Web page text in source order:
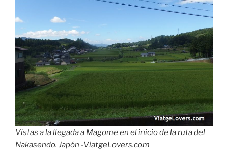
Vistas a la llegada a Magome en el inicio de la ruta del
Nakasendo. Japón -ViatgeLovers.com